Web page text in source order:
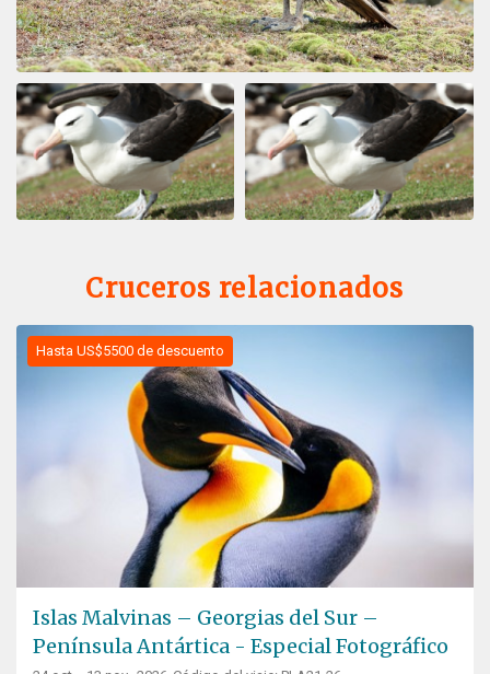
Cruceros relacionados
Hasta US$5500 de descuento
Islas Malvinas – Georgias del Sur –
Península Antártica - Especial Fotográfico